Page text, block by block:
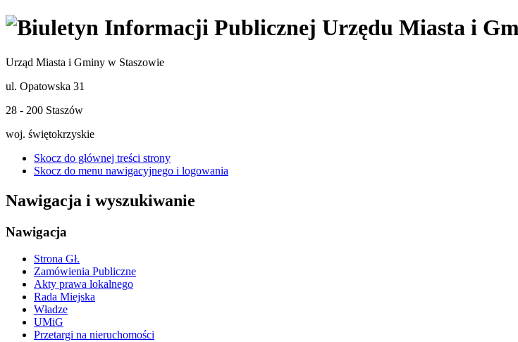
Urząd Miasta i Gminy w Staszowie
ul. Opatowska 31
28 - 200 Staszów
woj. świętokrzyskie
Skocz do głównej treści strony
Skocz do menu nawigacyjnego i logowania
Nawigacja i wyszukiwanie
Nawigacja
Strona Gł.
Zamówienia Publiczne
Akty prawa lokalnego
Rada Miejska
Władze
UMiG
Przetargi na nieruchomości